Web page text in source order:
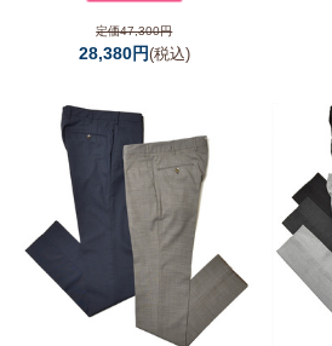
定価47,300円
28,380円(税込)